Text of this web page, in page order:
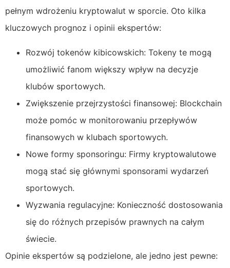
pełnym wdrożeniu kryptowalut w sporcie. Oto kilka
kluczowych prognoz i opinii ekspertów:
Rozwój tokenów kibicowskich: Tokeny te mogą
umożliwić fanom większy wpływ na decyzje
klubów sportowych.
Zwiększenie przejrzystości finansowej: Blockchain
może pomóc w monitorowaniu przepływów
finansowych w klubach sportowych.
Nowe formy sponsoringu: Firmy kryptowalutowe
mogą stać się głównymi sponsorami wydarzeń
sportowych.
Wyzwania regulacyjne: Konieczność dostosowania
się do różnych przepisów prawnych na całym
świecie.
Opinie ekspertów są podzielone, ale jedno jest pewne: